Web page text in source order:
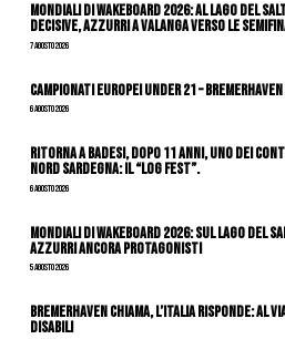
Mondiali di Wakeboard 2026: al Lago del
decisive, azzurri a valanga verso le
7 Agosto 2026
Campionati Europei Under 21 –
6 Agosto 2026
Ritorna a Badesi, dopo 11 anni, uno dei
nord Sardegna: il “Log Fest”.
6 Agosto 2026
Mondiali di Wakeboard 2026: sul Lago del
azzurri ancora protagonisti
5 Agosto 2026
Bremerhaven chiama, l’Italia risponde: al
Disabili